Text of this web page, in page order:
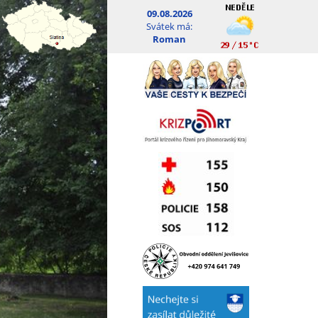
09.08.2026
Svátek má:
Roman